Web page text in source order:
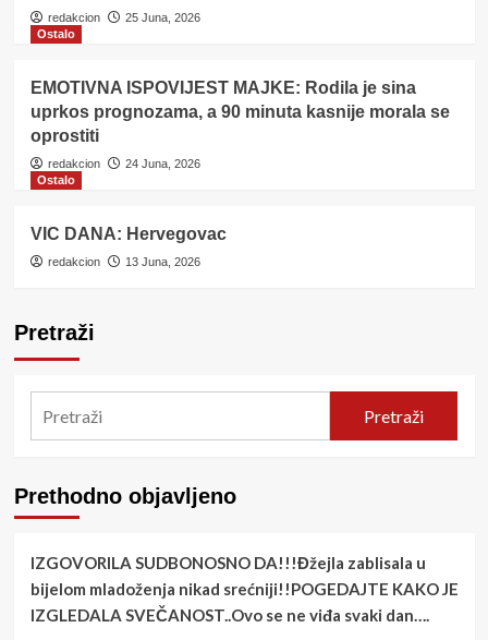
redakcion
25 Juna, 2026
Ostalo
EMOTIVNA ISPOVIJEST MAJKE: Rodila je sina
uprkos prognozama, a 90 minuta kasnije morala se
oprostiti
redakcion
24 Juna, 2026
Ostalo
VIC DANA: Hervegovac
redakcion 13 Juna, 2026
Pretraži
Pretraži
Prethodno objavljeno
IZGOVORILA SUDBONOSNO DA!!!Đžejla zablisala u
bijelom mladoženja nikad srećniji!!POGEDAJTE KAKO JE
IZGLEDALA SVEČANOST..Ovo se ne viđa svaki dan….